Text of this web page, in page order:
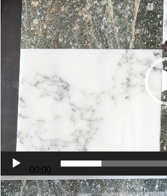
video
00:00
Odtwarzacz